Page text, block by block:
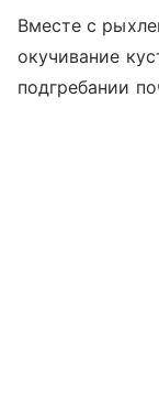
Вместе с
окучивание
подгребании